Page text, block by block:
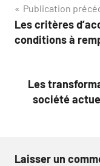
Navigation
de
Publication
Les critères
conditions à
Les
société
Laisser un